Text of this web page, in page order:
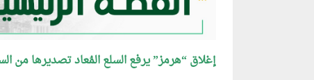
إغلاق “هرمز” يرفع السلع المُعاد تصديرها من